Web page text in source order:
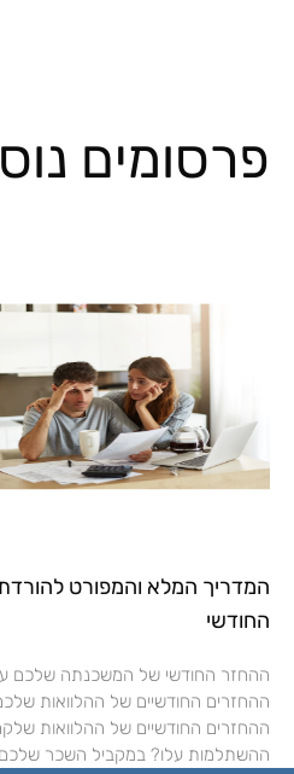
פרסומים
המדריך המלא והמפורט
החודשי
ההחזר החודשי של המשכנתה שלכם
ההחזרים החודשיים של ההלוואות
ההחזרים החודשיים של ההלוואות
ההשתלמות עלו? במקביל השכר